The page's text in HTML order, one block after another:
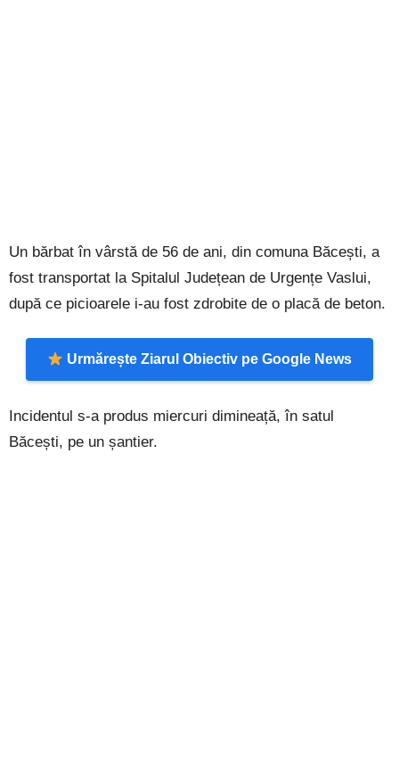
Un bărbat în vârstă de 56 de ani, din comuna Băcești, a
fost transportat la Spitalul Județean de Urgențe Vaslui,
după ce picioarele i-au fost zdrobite de o placă de beton.
Urmărește Ziarul Obiectiv pe Google News
Incidentul s-a produs miercuri dimineață, în satul
Băcești, pe un șantier.